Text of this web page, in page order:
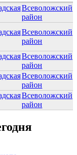
Всеволожский
район
Всеволожский
район
Всеволожский
район
Всеволожский
район
Всеволожский
район